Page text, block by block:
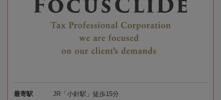
最寄駅 JR「小針駅」徒歩15分